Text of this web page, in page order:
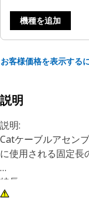
機種を追加
お客様価格を表示する
説明
説明:
Catケーブルアセン
に使用される固定長
特長:
• ワイヤーサイズ：00